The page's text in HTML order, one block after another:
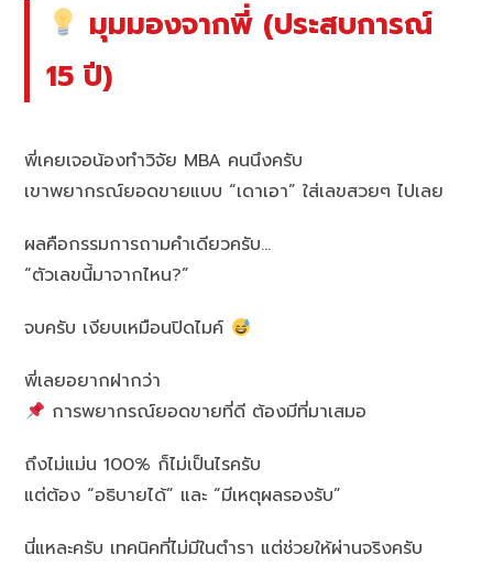
มุมมองจากพี่ (ประสบการณ์
15 ปี)
พี่เคยเจอน้องทำวิจัย MBA คนนึงครับ
เขาพยากรณ์ยอดขายแบบ “เดาเอา” ใส่เลขสวยๆ ไปเลย
ผลคือกรรมการถามคำเดียวครับ…
“ตัวเลขนี้มาจากไหน?”
จบครับ เงียบเหมือนปิดไมค์
พี่เลยอยากฝากว่า
การพยากรณ์ยอดขายที่ดี ต้องมีที่มาเสมอ
ถึงไม่แม่น 100% ก็ไม่เป็นไรครับ
แต่ต้อง “อธิบายได้” และ “มีเหตุผลรองรับ”
นี่แหละครับ เทคนิคที่ไม่มีในตำรา แต่ช่วยให้ผ่านจริงครับ